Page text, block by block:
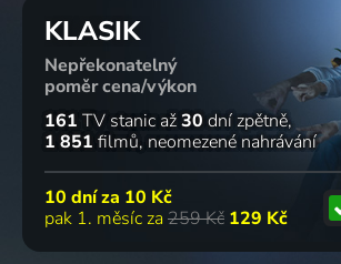
KLASIK
Nepřekonatelný
poměr cena/výkon
161 TV stanic až30 dní zpětně
1 851 filmů neomezené nahrávání
10 dní za 10 Kč
pak 1. měsíc za 259 Kč 129 Kč